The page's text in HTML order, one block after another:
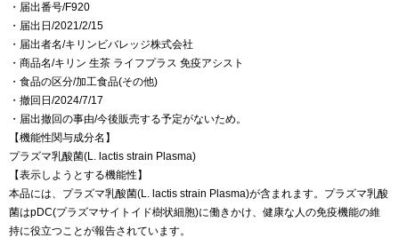
・届出番号/F920
・届出日/2021/2/15
・届出者名/キリンビバレッジ株式会社
・商品名/キリン 生茶 ライフプラス 免疫アシスト
・食品の区分/加工食品(その他)
・撤回日/2024/7/17
・届出撤回の事由/今後販売する予定がないため。
【機能性関与成分名】
プラズマ乳酸菌(L. lactis strain Plasma)
【表示しようとする機能性】
本品には、プラズマ乳酸菌(L. lactis strain Plasma)が含まれます。プラズマ乳酸
菌はpDC(プラズマサイトイド樹状細胞)に働きかけ、健康な人の免疫機能の維
持に役立つことが報告されています。